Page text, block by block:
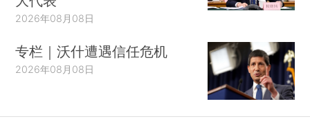
2026年08月08日
专栏｜沃什遭遇信任危机
2026年08月08日